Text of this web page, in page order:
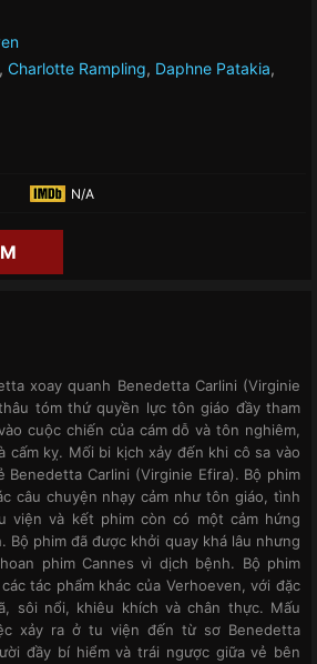
, Charlotte Rampling, Daphne Patakia,
N/A
xoay quanh Benedetta Carlini (Virginie
tóm thứ quyền lực tôn giáo đầy tham
cuộc chiến của cám dỗ và tôn nghiêm,
cấm kỵ. Mối bi kịch xảy đến khi cô sa vào
Carlini (Virginie Efira). Bộ phim
câu chuyện nhạy cảm như tôn giáo, tình
viện và kết phim còn có một cảm hứng
Bộ phim đã được khởi quay khá lâu nhưng
phim Cannes vì dịch bệnh. Bộ phim
tác phẩm khác của Verhoeven, với đặc
sôi nổi, khiêu khích và chân thực. Mấu
xảy ra ở tu viện đến từ sơ Benedetta
đầy bí hiểm và trái ngược giữa vẻ bên